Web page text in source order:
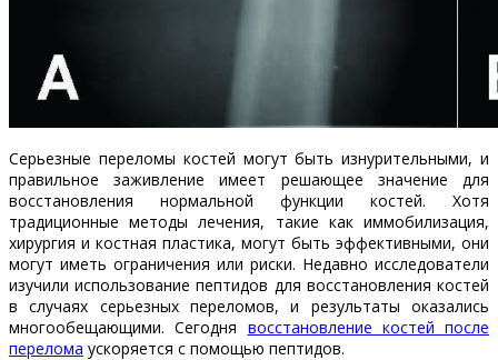
Серьезные переломы костей могут быть изнурительными, и
правильное заживление имеет решающее значение для
восстановления нормальной функции костей. Хотя
традиционные методы лечения, такие как иммобилизация,
хирургия и костная пластика, могут быть эффективными, они
могут иметь ограничения или риски. Недавно исследователи
изучили использование пептидов для восстановления костей
в случаях серьезных переломов, и результаты оказались
многообещающими. Сегодня восстановление костей после
перелома ускоряется с помощью пептидов.